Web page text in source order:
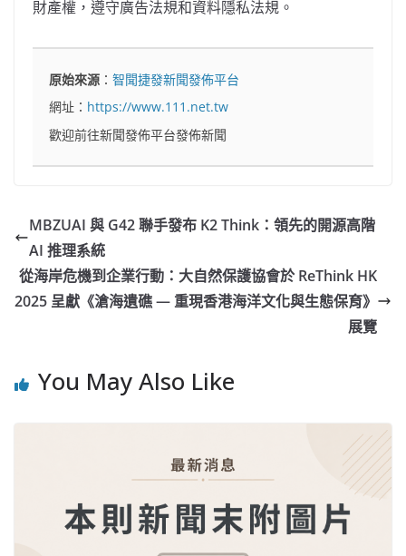
財產權，遵守廣告法規和資料隱私法規。
原始來源 ：智聞捷發新聞發佈平台
網址： https://www.111.net.tw
歡迎前往新聞發佈平台發佈新聞
MBZUAI 與 G42 聯手發布 K2 Think：領先的開源高階
AI 推理系統
從海岸危機到企業行動：大自然保護協會於 ReThink HK
2025 呈獻《滄海遺礁 — 重現香港海洋文化與生態保育》
展覽
You May Also Like